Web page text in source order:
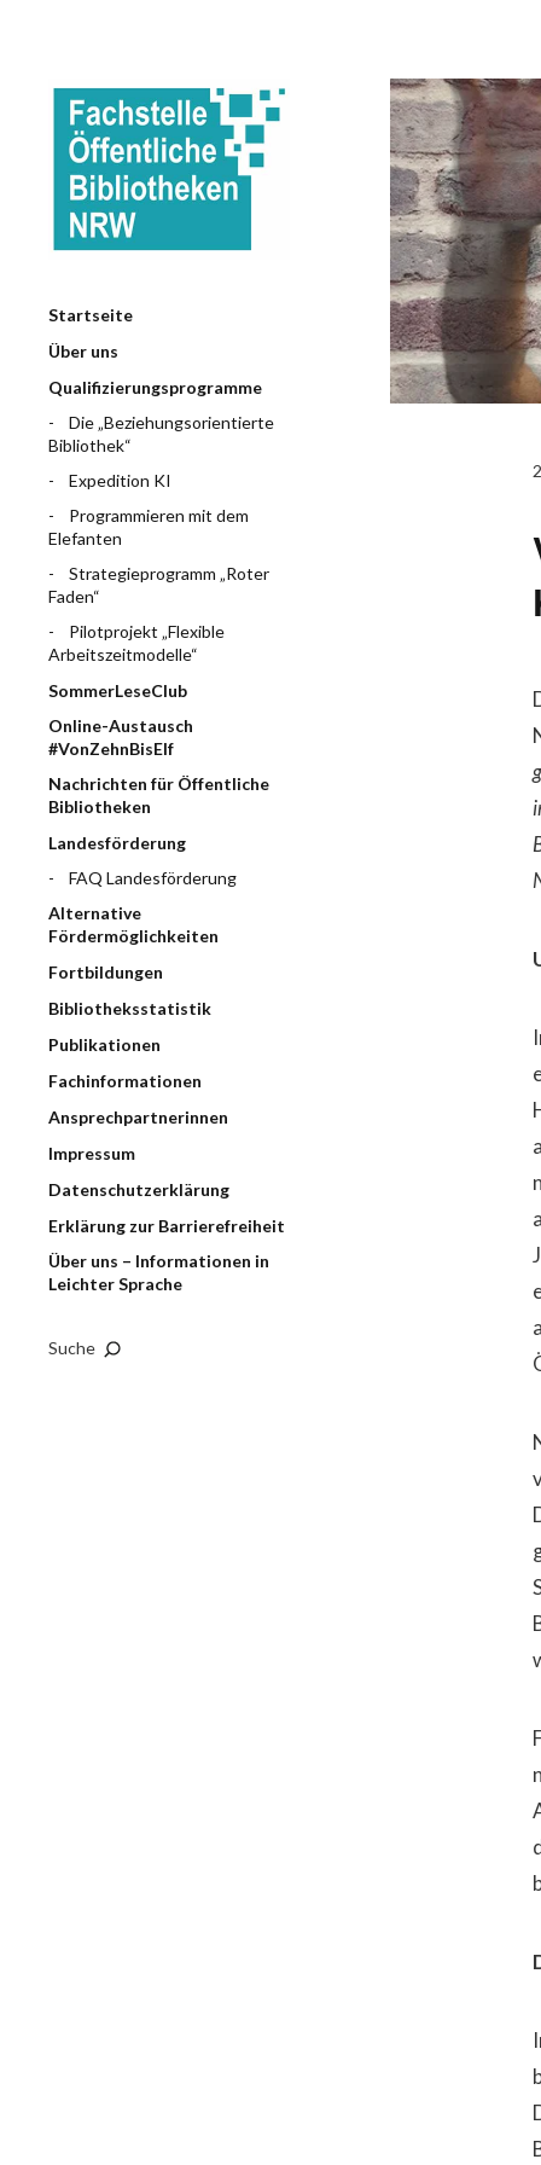
Startseite
Über uns
Qualifizierungsprogramme
Die „Beziehungsorientierte
Bibliothek“
Expedition KI
Programmieren mit dem
Elefanten
Strategieprogramm „Roter
Faden“
Pilotprojekt „Flexible
Arbeitszeitmodelle“
SommerLeseClub
Online-Austausch
#VonZehnBisElf
Nachrichten für Öffentliche
Bibliotheken
Landesförderung
FAQ Landesförderung
Alternative
Fördermöglichkeiten
Fortbildungen
Bibliotheksstatistik
Publikationen
Fachinformationen
Ansprechpartnerinnen
Impressum
Datenschutzerklärung
Erklärung zur Barrierefreiheit
Über uns – Informationen in
Leichter Sprache
Suche